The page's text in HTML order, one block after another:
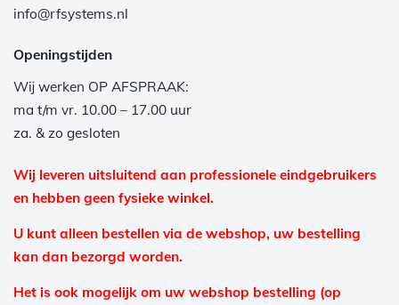
info@rfsystems.nl
Openingstijden
Wij werken OP AFSPRAAK:
ma t/m vr. 10.00 – 17.00 uur
za. & zo gesloten
Wij leveren uitsluitend aan professionele eindgebruikers
en hebben geen fysieke winkel.
U kunt alleen bestellen via de webshop, uw bestelling
kan dan bezorgd worden.
Het is ook mogelijk om uw webshop bestelling (op